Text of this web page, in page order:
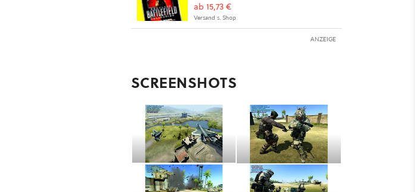
ab 15,73 €
Versand s. Shop
ANZEIGE
SCREENSHOTS